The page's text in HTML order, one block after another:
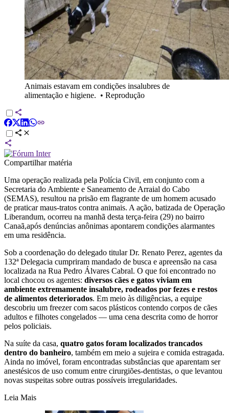
Animais estavam em condições insalubres de
alimentação e higiene. • Reprodução
Compartilhar matéria
Uma operação realizada pela Polícia Civil, em conjunto com a
Secretaria do Ambiente e Saneamento de Arraial do Cabo
(SEMAS), resultou na prisão em flagrante de um homem acusado
de praticar maus-tratos contra animais. A ação, batizada de Operação
Liberandum, ocorreu na manhã desta terça-feira (29) no bairro
Canaã,após denúncias anônimas apontarem condições alarmantes
em uma residência.
Sob a coordenação do delegado titular Dr. Renato Perez, agentes da
132ª Delegacia cumpriram mandado de busca e apreensão na casa
localizada na Rua Pedro Álvares Cabral. O que foi encontrado no
local chocou os agentes: diversos cães e gatos viviam em
ambiente extremamente insalubre, rodeados por fezes e restos
de alimentos deteriorados. Em meio às diligências, a equipe
descobriu um freezer com sacos plásticos contendo corpos de cães
adultos e filhotes congelados — uma cena descrita como de horror
pelos policiais.
Na suíte da casa, quatro gatos foram localizados trancados
dentro do banheiro, também em meio a sujeira e comida estragada.
Ainda no imóvel, foram encontradas substâncias que aparentam ser
anestésicos de uso comum entre cirurgiões-dentistas, o que levantou
novas suspeitas sobre outras possíveis irregularidades.
Leia Mais